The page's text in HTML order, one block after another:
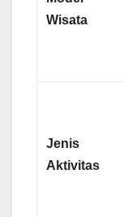
Wisata
Jenis
Aktivitas